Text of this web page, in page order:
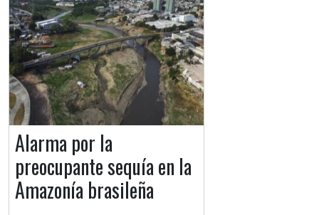
Alarma por la
preocupante sequía en la
Amazonía brasileña